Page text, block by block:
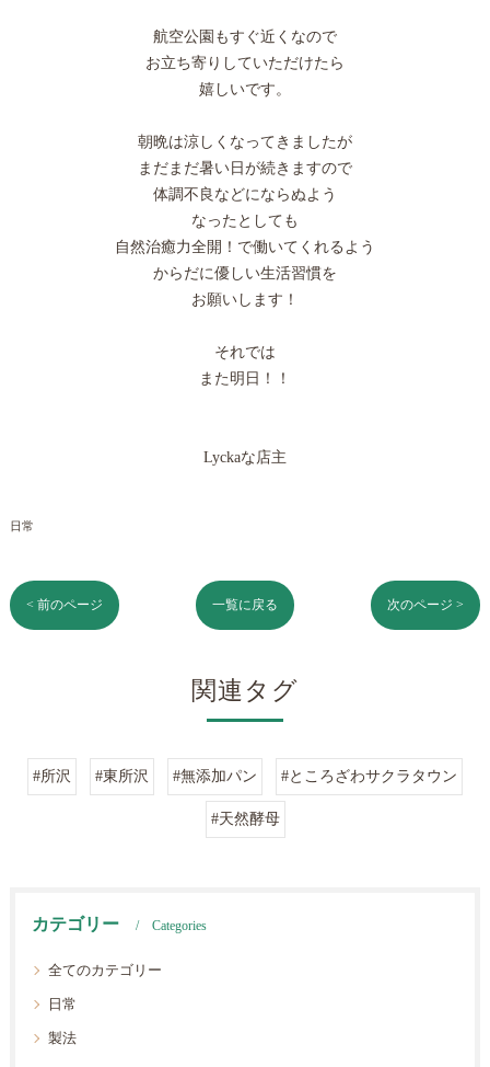
航空公園もすぐ近くなので
お立ち寄りしていただけたら
嬉しいです。
朝晩は涼しくなってきましたが
まだまだ暑い日が続きますので
体調不良などにならぬよう
なったとしても
自然治癒力全開！で働いてくれるよう
からだに優しい生活習慣を
お願いします！
それでは
また明日！！
Lyckaな店主
日常
< 前のページ 一覧に戻る 次のページ >
関連タグ
#所沢 #東所沢 #無添加パン #ところざわサクラタウン
#天然酵母
カテゴリー Categories
全てのカテゴリー
日常
製法